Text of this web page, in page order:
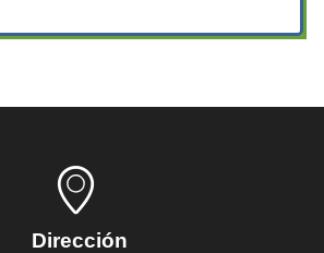
Dirección